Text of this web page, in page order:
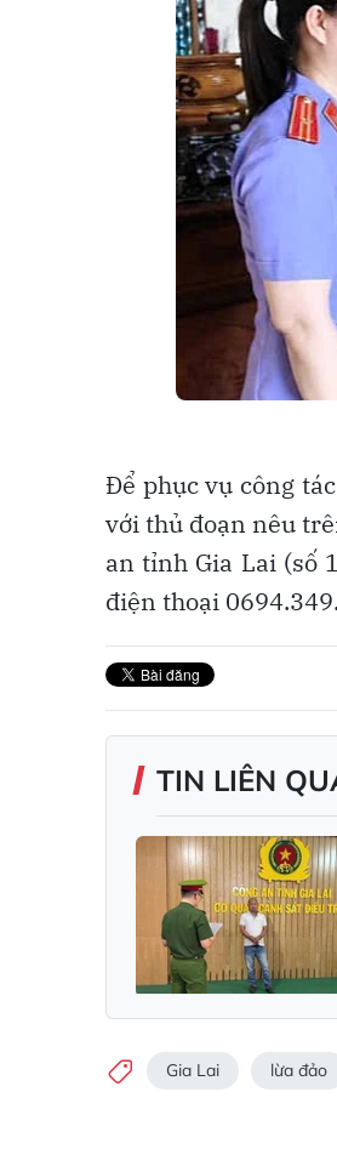
Để phục vụ công
với thủ đoạn nêu
an tỉnh Gia Lai (số
điện thoại
TIN LIÊN
Gia Lai lừa đảo